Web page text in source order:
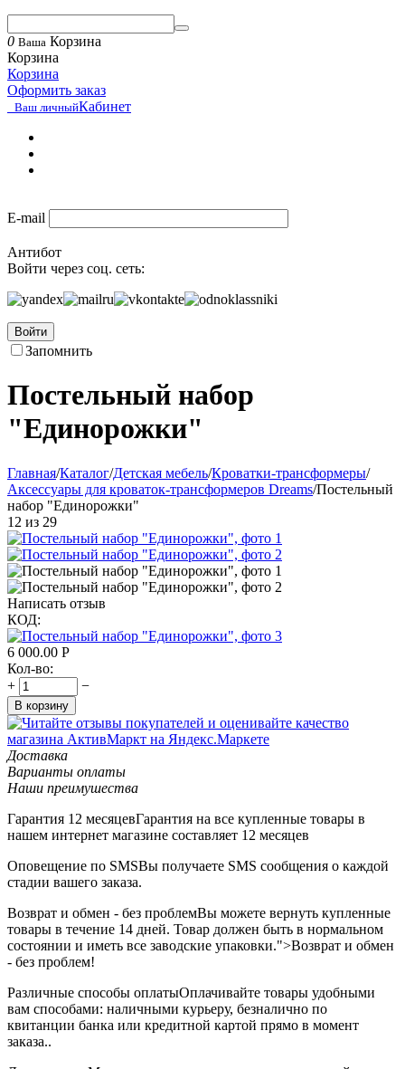
0 Ваша Корзина
Корзина
Корзина
Оформить заказ
Ваш личныйКабинет
E-mail
Антибот
Войти через соц. сеть:
Войти
Запомнить
Постельный набор
"Единорожки"
Главная/Каталог/Детская мебель/Кроватки-трансформеры/
Аксессуары для кроваток-трансформеров Dreams/Постельный
набор "Единорожки"
12 из 29
Написать отзыв
КОД:
6 000.00 Р
Кол-во:
+
−
В корзину
Доставка
Варианты оплаты
Наши преимушества
Гарантия 12 месяцевГарантия на все купленные товары в
нашем интернет магазине составляет 12 месяцев
Оповещение по SMSВы получаете SMS сообщения о каждой
стадии вашего заказа.
Возврат и обмен - без проблемВы можете вернуть купленные
товары в течение 14 дней. Товар должен быть в нормальном
состоянии и иметь все заводские упаковки.">Возврат и обмен
- без проблем!
Различные способы оплатыОплачивайте товары удобными
вам способами: наличными курьеру, безналично по
квитанции банка или кредитной картой прямо в момент
заказа..